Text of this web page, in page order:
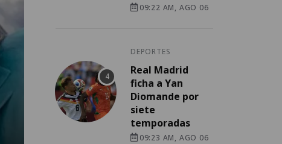
09:22 AM, AGO 06
DEPORTES
Real Madrid
ficha a Yan
Diomande por
siete
temporadas
09:23 AM, AGO 06